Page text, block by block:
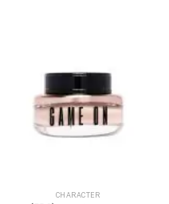
CHARACTER